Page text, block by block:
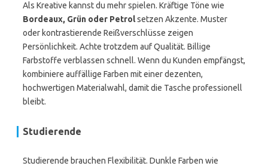
Als Kreative kannst du mehr spielen. Kräftige Töne wie
Bordeaux, Grün oder Petrolsetzen Akzente. Muster
oder kontrastierende Reißverschlüsse zeigen
Persönlichkeit. Achte trotzdem auf Qualität. Billige
Farbstoffe verblassen schnell. Wenn du Kunden empfängst,
kombiniere auffällige Farben mit einer dezenten,
hochwertigen Materialwahl, damit die Tasche professionell
bleibt.
Studierende
Studierende brauchen Flexibilität. Dunkle Farben wie